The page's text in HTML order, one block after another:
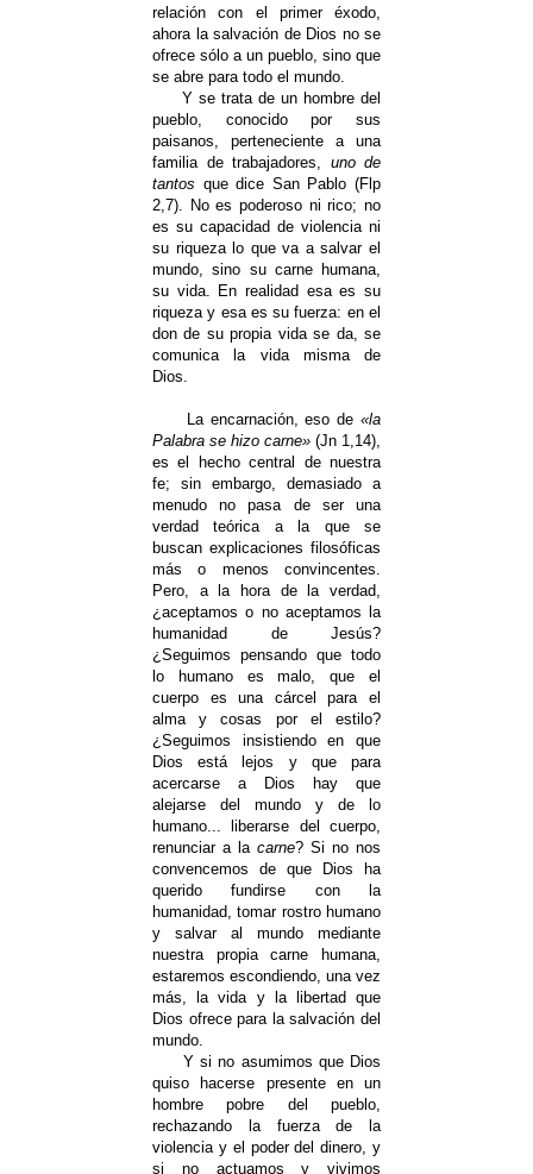
relación con el primer éxodo,
ahora la salvación de Dios no se
ofrece sólo a un pueblo, sino que
se abre para todo el mundo.
Y se trata de un hombre del
pueblo, conocido por sus
paisanos, perteneciente a una
familia de trabajadores, uno de
tantos que dice San Pablo (Flp
2,7). No es poderoso ni rico; no
es su capacidad de violencia ni
su riqueza lo que va a salvar el
mundo, sino su carne humana,
su vida. En realidad esa es su
riqueza y esa es su fuerza: en el
don de su propia vida se da, se
comunica la vida misma de
Dios.
La encarnación, eso de «la
Palabra se hizo carne» (Jn 1,14),
es el hecho central de nuestra
fe; sin embargo, demasiado a
menudo no pasa de ser una
verdad teórica a la que se
buscan explicaciones filosóficas
más o menos convincentes.
Pero, a la hora de la verdad,
¿aceptamos o no aceptamos la
humanidad de Jesús?
¿Seguimos pensando que todo
lo humano es malo, que el
cuerpo es una cárcel para el
alma y cosas por el estilo?
¿Seguimos insistiendo en que
Dios está lejos y que para
acercarse a Dios hay que
alejarse del mundo y de lo
humano... liberarse del cuerpo,
renunciar a la carne? Si no nos
convencemos de que Dios ha
querido fundirse con la
humanidad, tomar rostro humano
y salvar al mundo mediante
nuestra propia carne humana,
estaremos escondiendo, una vez
más, la vida y la libertad que
Dios ofrece para la salvación del
mundo.
Y si no asumimos que Dios
quiso hacerse presente en un
hombre pobre del pueblo,
rechazando la fuerza de la
violencia y el poder del dinero, y
si no actuamos y vivimos